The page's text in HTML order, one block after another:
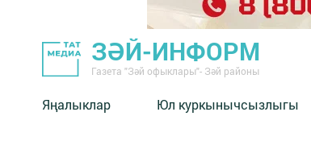
ЗӘЙ-ИНФОРМ
Газета "Зәй офыклары"- Зәй районы
Яңалыклар Юл куркынычсызлыгы